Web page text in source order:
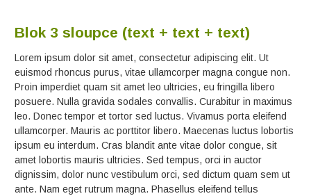
Blok 3 sloupce (text + text + text)
Lorem ipsum dolor sit amet, consectetur adipiscing elit. Ut
euismod rhoncus purus, vitae ullamcorper magna congue non.
Proin imperdiet quam sit amet leo ultricies, eu fringilla libero
posuere. Nulla gravida sodales convallis. Curabitur in maximus
leo. Donec tempor et tortor sed luctus. Vivamus porta eleifend
ullamcorper. Mauris ac porttitor libero. Maecenas luctus lobortis
ipsum eu interdum. Cras blandit ante vitae dolor congue, sit
amet lobortis mauris ultricies. Sed tempus, orci in auctor
dignissim, dolor nunc vestibulum orci, sed dictum quam sem ut
ante. Nam eget rutrum magna. Phasellus eleifend tellus